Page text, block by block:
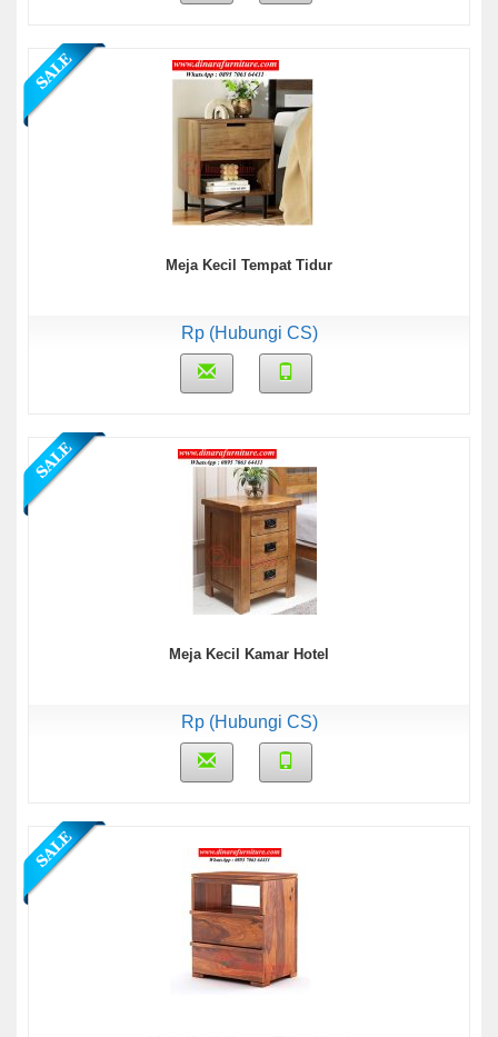
Meja Kecil Tempat Tidur
Rp (Hubungi CS)
Meja Kecil Kamar Hotel
Rp (Hubungi CS)